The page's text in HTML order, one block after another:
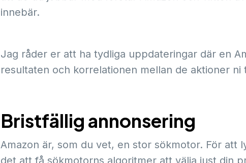
innebär.
Jag råder er att ha tydliga uppdateringar där en
resultaten och korrelationen mellan de aktioner ni
Bristfällig annonsering
Amazon är, som du vet, en stor sökmotor. För att
det att få sökmotorns algoritmer att välja just din